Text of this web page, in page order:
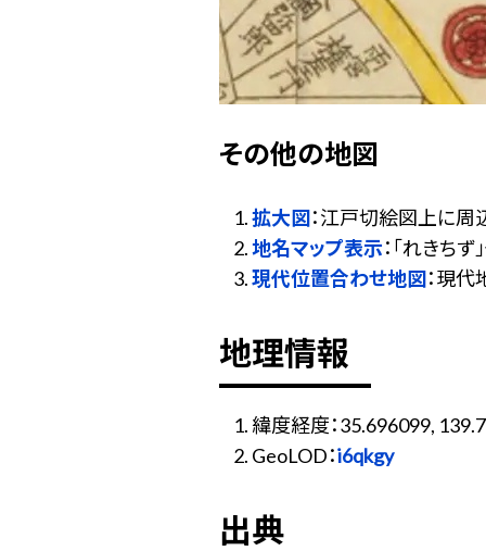
その他の地図
拡大図：江戸切絵図上に周
地名マップ表示：「れきち
現代位置合わせ地図：現
地理情報
緯度経度：35.696099,
GeoLOD：i6qkgy
出典